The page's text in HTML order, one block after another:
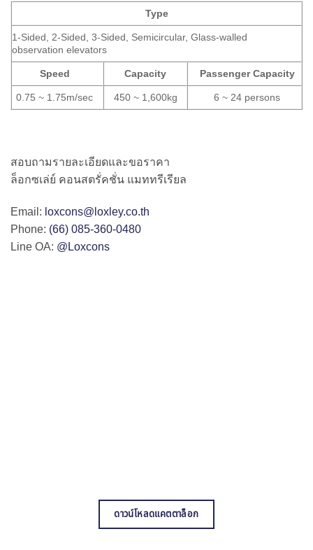
Type
1-Sided, 2-Sided, 3-Sided, Semicircular, Glass-walled
observation elevators
Speed Capacity Passenger Capacity
0.75 ~ 1.75m/sec 450 ~ 1,600kg 6 ~ 24 persons
สอบถามรายละเอียดและขอราคา
ล็อกซเล่ย์ คอนสตรั่คชั่น แมททรีเรียล
Email: loxcons@loxley.co.th
Phone: (66) 085-360-0480
Line OA: @Loxcons
ดาวน์โหลดแคตตาล็อก